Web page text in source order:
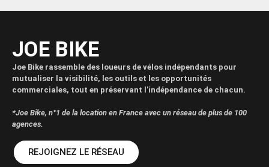
JOE BIKE
Joe Bike rassemble des loueurs de vélos indépendants pour
mutualiser la visibilité, les outils et les opportunités
commerciales, tout en préservant l’indépendance de chacun.
*Joe Bike, n°1 de la location en France avec un réseau de plus de 100
agences.
REJOIGNEZ LE RÉSEAU